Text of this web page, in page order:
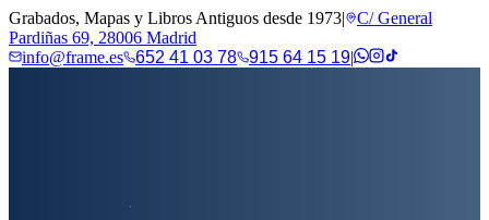
Grabados, Mapas y Libros Antiguos desde 1973|
C/ General
Pardiñas 69, 28006 Madrid
info@frame.es
652 41 03 78 915 64 15 19|